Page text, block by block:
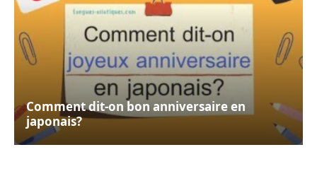
Comment dit-on bon anniversaire en
japonais?